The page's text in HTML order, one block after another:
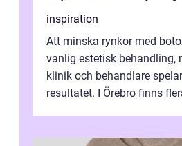
inspiration
Att minska rynkor med
vanlig estetisk behandling,
klinik och behandlare
resultatet. I Örebro finns